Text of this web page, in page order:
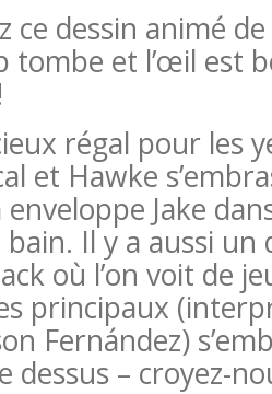
ce dessin animé
et l’œil est
régal pour les
et Hawke
Jake
Il y a aussi un
où l’on voit de
principaux
Fernández)
dessus – croyez-